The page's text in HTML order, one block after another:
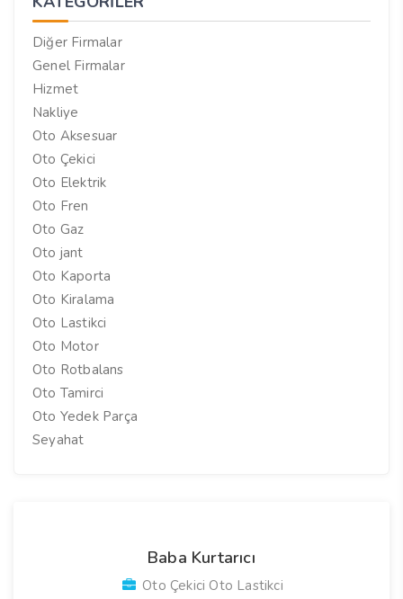
Diğer Firmalar
Genel Firmalar
Hizmet
Nakliye
Oto Aksesuar
Oto Çekici
Oto Elektrik
Oto Fren
Oto Gaz
Oto jant
Oto Kaporta
Oto Kiralama
Oto Lastikci
Oto Motor
Oto Rotbalans
Oto Tamirci
Oto Yedek Parça
Seyahat
Baba Kurtarıcı
Oto Çekici Oto Lastikci